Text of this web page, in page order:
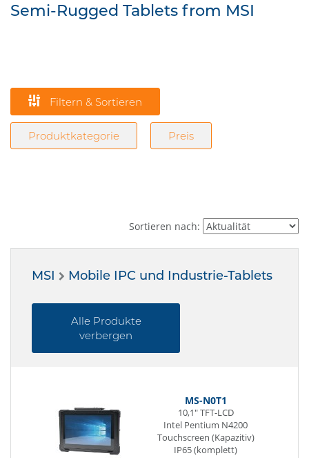
Semi-Rugged Tablets from MSI
Filtern & Sortieren
Produktkategorie Preis
Sortieren nach:
MSI Mobile IPC und Industrie-Tablets
Alle Produkte
verbergen
MS-N0T1
10,1" TFT-LCD
Intel Pentium N4200
Touchscreen (Kapazitiv)
IP65 (komplett)